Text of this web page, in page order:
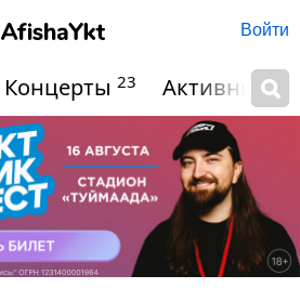
Войти
Концерты 23 Активный